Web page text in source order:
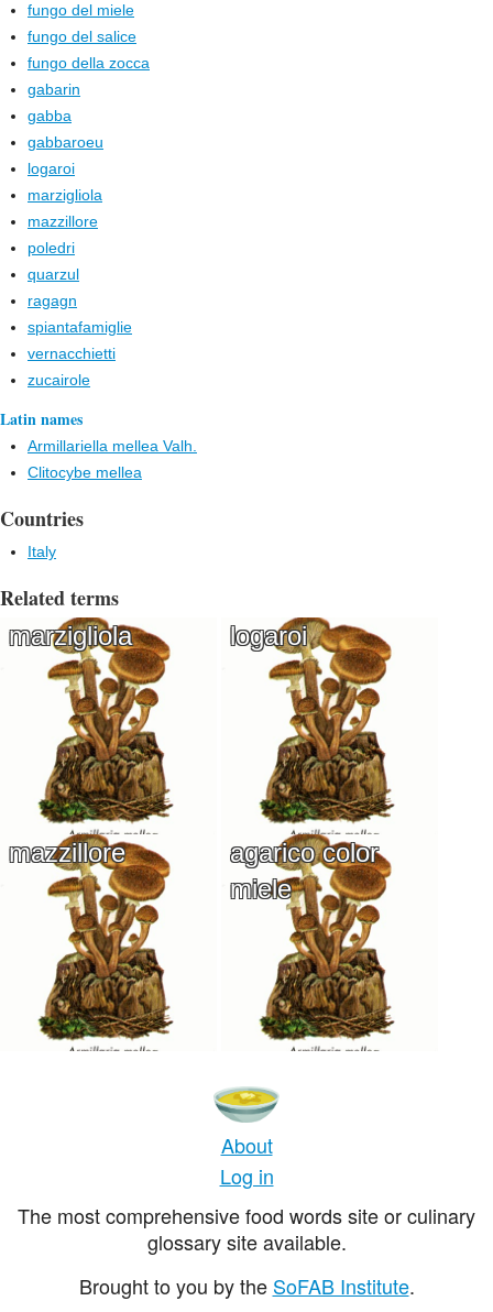
fungo del miele
fungo del salice
fungo della zocca
gabarin
gabba
gabbaroeu
logaroi
marzigliola
mazzillore
poledri
quarzul
ragagn
spiantafamiglie
vernacchietti
zucairole
Latin names
Armillariella mellea Valh.
Clitocybe mellea
Countries
Italy
Related terms
marzigliola logaroi
mazzillore
agarico color
miele
About
Log in
The most comprehensive food words site or culinary
glossary site available.
Brought to you by the SoFAB Institute.